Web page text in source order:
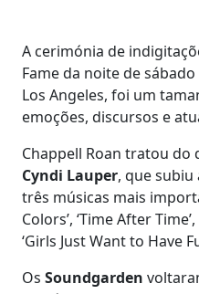
A cerimónia de
Fame da noite de
Los Angeles, foi um
emoções, discursos e
Chappell Roan tratou do
Cyndi Lauper, que subiu
três músicas mais
Colors’, ‘Time After
‘Girls Just Want to Have
Os Soundgarden